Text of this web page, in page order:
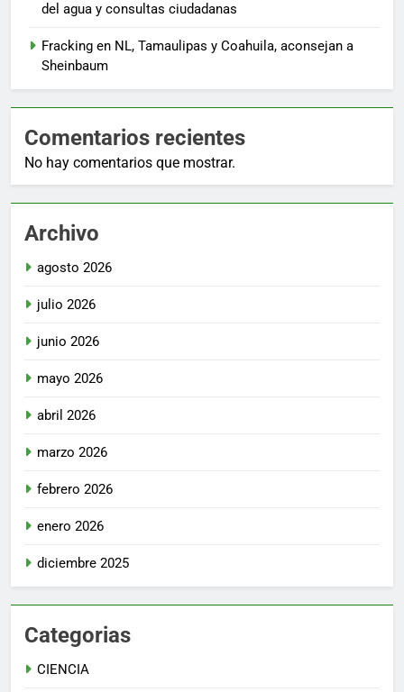
del agua y consultas ciudadanas
Fracking en NL, Tamaulipas y Coahuila, aconsejan a
Sheinbaum
Comentarios recientes
No hay comentarios que mostrar.
Archivo
agosto 2026
julio 2026
junio 2026
mayo 2026
abril 2026
marzo 2026
febrero 2026
enero 2026
diciembre 2025
Categorias
CIENCIA